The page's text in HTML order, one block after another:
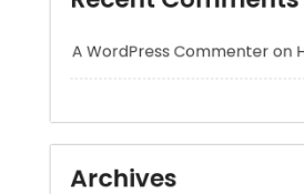
August 2026